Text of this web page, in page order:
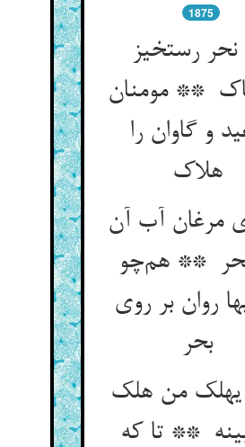
1875
نحر رستخیز
** مومنان
و گاوان را
مرغان آب آن
** هم‌چو
روان بر روی
بحر
یهلک من هلک
** تا که